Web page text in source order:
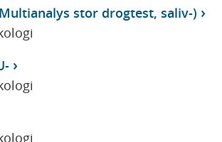
stor drogtest, saliv-)